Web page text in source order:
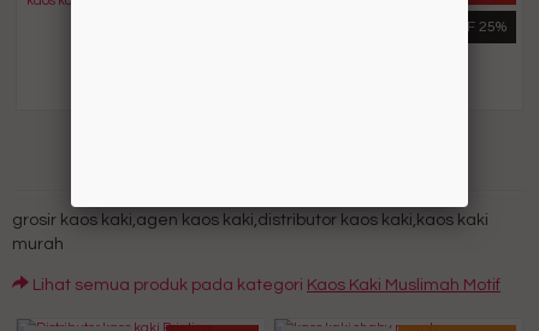
OFF 25%
grosir kaos kaki,agen kaos kaki,distributor kaos kaki,kaos kaki
murah
Lihat semua produk pada kategori Kaos Kaki Muslimah Motif